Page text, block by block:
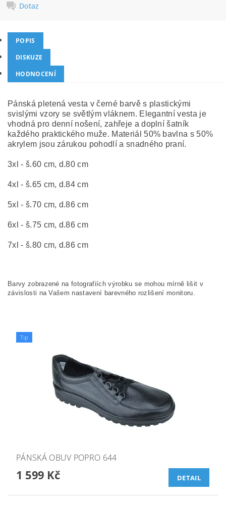
Dotaz
POPIS
DISKUZE
HODNOCENÍ
Pánská pletená vesta v černé barvě s plastickými
svislými vzory se světlým vláknem. Elegantní vesta je
vhodná pro denní nošení, zahřeje a doplní šatník
každého praktického muže. Materiál 50% bavlna s 50%
akrylem jsou zárukou pohodlí a snadného praní.
3xl - š.60 cm, d.80 cm
4xl - š.65 cm, d.84 cm
5xl - š.70 cm, d.86 cm
6xl - š.75 cm, d.86 cm
7xl - š.80 cm, d.86 cm
Barvy zobrazené na fotografiích výrobku se mohou mírně lišit v
závislosti na Vašem nastavení barevného rozlišení monitoru.
Tip
PÁNSKÁ OBUV POPRO 644
1 599 Kč DETAIL